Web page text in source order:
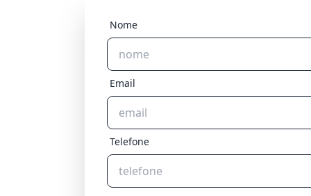
Nome
Email
Telefone